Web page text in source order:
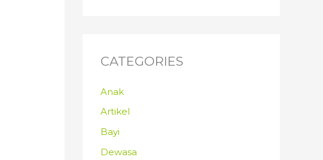
CATEGORIES
Anak
Artikel
Bayi
Dewasa